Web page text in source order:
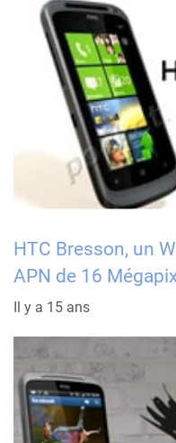
HTC Bresson, un
APN de 16
Il y a 15 ans